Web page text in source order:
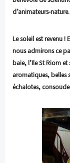
d’animateurs-nature.
Le soleil est revenu
nous admirons ce
baie, l’IleSt Riom et
aromatiques, belles
échalotes,